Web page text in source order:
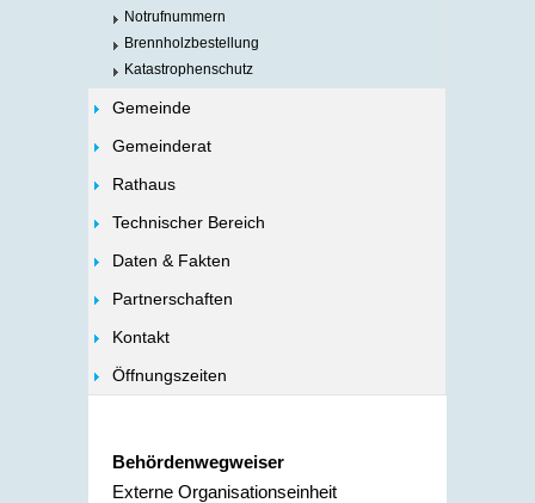
Notrufnummern
Brennholzbestellung
Katastrophenschutz
Gemeinde
Gemeinderat
Rathaus
Technischer Bereich
Daten & Fakten
Partnerschaften
Kontakt
Öffnungszeiten
Behördenwegweiser
Externe Organisationseinheit